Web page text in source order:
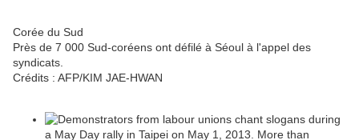
Corée du Sud
Près de 7 000 Sud-coréens ont défilé à Séoul à l'appel des
syndicats.
Crédits : AFP/KIM JAE-HWAN